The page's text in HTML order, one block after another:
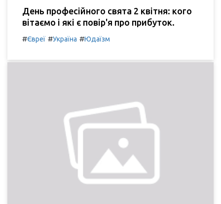
День професійного свята 2 квітня: кого
вітаємо і які є повір'я про прибуток.
#Євреї #Україна #Юдаїзм